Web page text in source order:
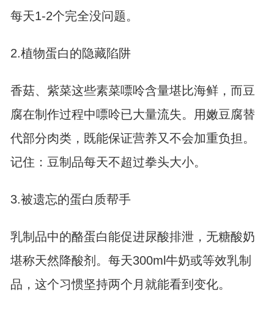
每天1-2个完全没问题。
2.植物蛋白的隐藏陷阱
香菇、紫菜这些素菜嘌呤含量堪比海鲜，而豆
腐在制作过程中嘌呤已大量流失。用嫩豆腐替
代部分肉类，既能保证营养又不会加重负担。
记住：豆制品每天不超过拳头大小。
3.被遗忘的蛋白质帮手
乳制品中的酪蛋白能促进尿酸排泄，无糖酸奶
堪称天然降酸剂。每天300ml牛奶或等效乳制
品，这个习惯坚持两个月就能看到变化。